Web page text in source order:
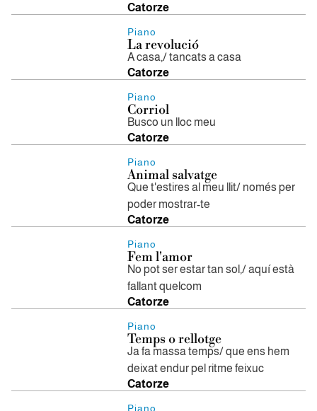
Catorze
Piano
La revolució
A casa,/ tancats a casa
Catorze
Piano
Corriol
Busco un lloc meu
Catorze
Piano
Animal salvatge
Que t'estires al meu llit/ només per
poder mostrar-te
Catorze
Piano
Fem l'amor
No pot ser estar tan sol,/ aquí està
fallant quelcom
Catorze
Piano
Temps o rellotge
Ja fa massa temps/ que ens hem
deixat endur pel ritme feixuc
Catorze
Piano